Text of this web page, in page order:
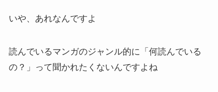
いや、あれなんですよ
読んでいるマンガのジャンル的に「何読んでいる
の？」って聞かれたくないんですよね